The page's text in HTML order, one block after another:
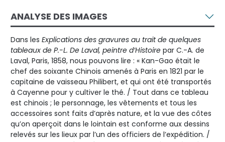
ANALYSE DES IMAGES
Dans les Explications des gravures au trait de quelques
tableaux de P.-L. De Laval, peintre d’Histoire par C.-A. de
Laval, Paris, 1858, nous pouvons lire : « Kan-Gao était le
chef des soixante Chinois amenés à Paris en 1821 par le
capitaine de vaisseau Philibert, et qui ont été transportés
à Cayenne pour y cultiver le thé. / Tout dans ce tableau
est chinois ; le personnage, les vêtements et tous les
accessoires sont faits d’après nature, et la vue des côtes
qu’on aperçoit dans le lointain est conforme aux dessins
relevés sur les lieux par l’un des officiers de l’expédition. /